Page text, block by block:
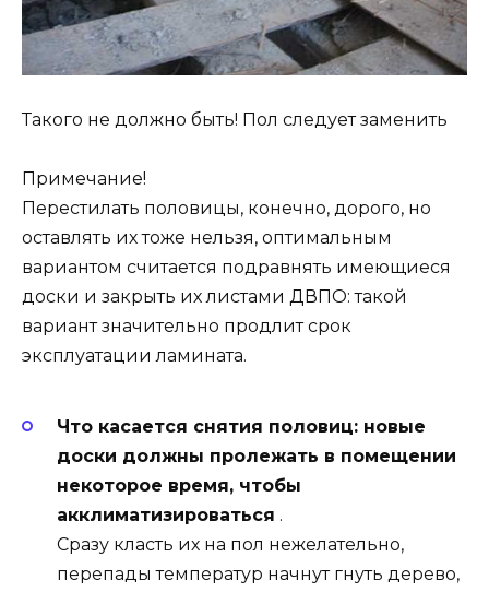
Такого не должно быть! Пол следует заменить
Примечание!
Перестилать половицы, конечно, дорого, но
оставлять их тоже нельзя, оптимальным
вариантом считается подравнять имеющиеся
доски и закрыть их листами ДВПО: такой
вариант значительно продлит срок
эксплуатации ламината.
Что касается снятия половиц: новые
доски должны пролежать в помещении
некоторое время, чтобы
акклиматизироваться .
Сразу класть их на пол нежелательно,
перепады температур начнут гнуть дерево,